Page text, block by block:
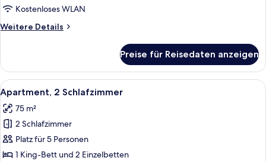
Kostenloses WLAN
Weitere Details
Weitere
Doppelzimmer
Preise für Reisedaten anzeigen
Alle
Fotos
für
Apartment,
2 Schlafzimmer
anzeigen
Ein Schlafzimmer mit Bett,
8
Apartment, 2 Schlafzimmer
75 m²
2 Schlafzimmer
Platz für 5 Personen
1 King-Bett und 2 Einzelbetten